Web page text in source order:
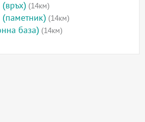
(връх) (14км)
(паметник) (14км)
база) (14км)